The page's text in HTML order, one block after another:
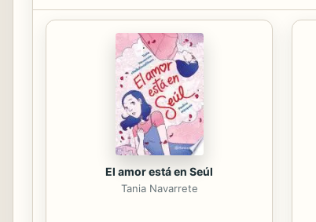
El amor está en Seúl
Tania Navarrete